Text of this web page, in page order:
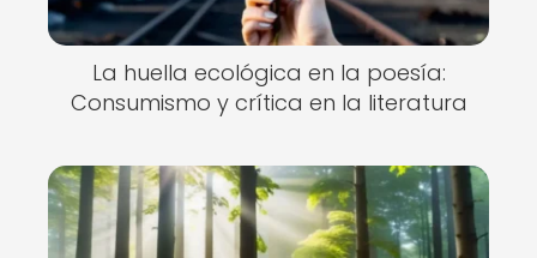
La huella ecológica en la poesía:
Consumismo y crítica en la literatura